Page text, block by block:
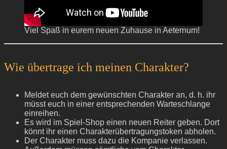
Viel Spaß in eurem neuen Zuhause in Aeternum!
Wie übertrage ich meinen Charakter?
Meldet euch dem gewünschten Charakter an, d. h. ihr
müsst euch in einer entsprechenden Warteschlange
einreihen.
Es wird im Spiel-Shop einen neuen Reiter geben. Dort
könnt ihr einen Charakterübertragungstoken abholen.
Der Charakter muss dazu die Kompanie verlassen.